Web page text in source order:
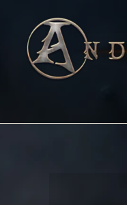
conteúdo